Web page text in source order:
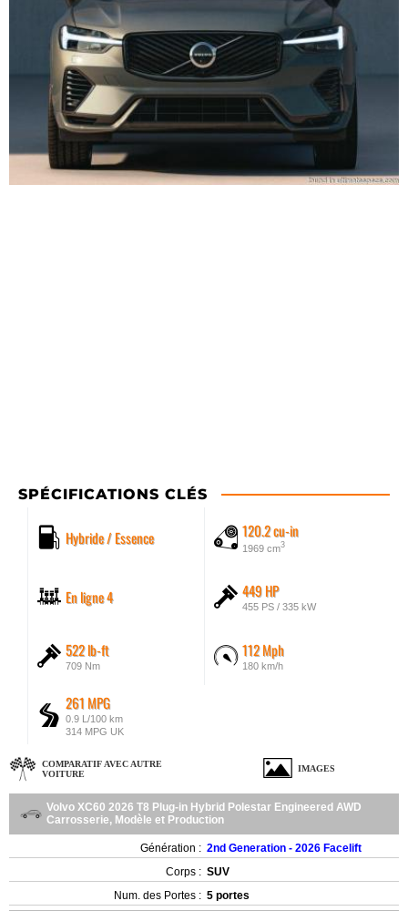
SPÉCIFICATIONS CLÉS
Hybride / Essence 120.2 cu-in
1969 cm3
En ligne 4 449 HP
455 PS / 335 kW
522 lb-ft
709 Nm
112 Mph
180 km/h
261 MPG
0.9 L/100 km
314 MPG UK
COMPARATIF AVEC AUTRE
VOITURE
IMAGES
Volvo XC60 2026 T8 Plug-in Hybrid Polestar Engineered AWD
Carrosserie, Modèle et Production
Génération : 2nd Generation - 2026 Facelift
Corps : SUV
Num. des Portes : 5 portes